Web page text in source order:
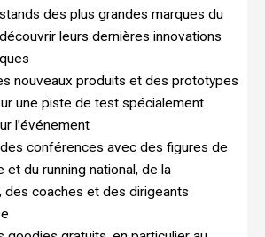
des plus grandes marques du
leurs dernières innovations
nouveaux produits et des prototypes
une piste de test spécialement
l’événement
conférences avec des figures de
et du running national, de la
des coaches et des dirigeants